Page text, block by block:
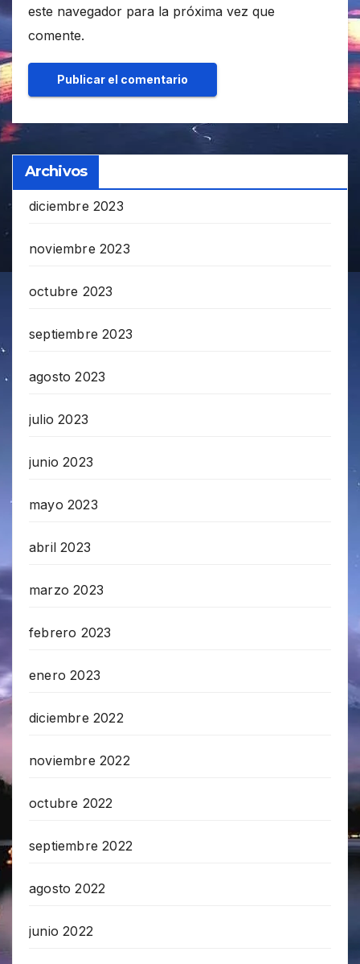
este navegador para la próxima vez que
comente.
Archivos
diciembre 2023
noviembre 2023
octubre 2023
septiembre 2023
agosto 2023
julio 2023
junio 2023
mayo 2023
abril 2023
marzo 2023
febrero 2023
enero 2023
diciembre 2022
noviembre 2022
octubre 2022
septiembre 2022
agosto 2022
junio 2022